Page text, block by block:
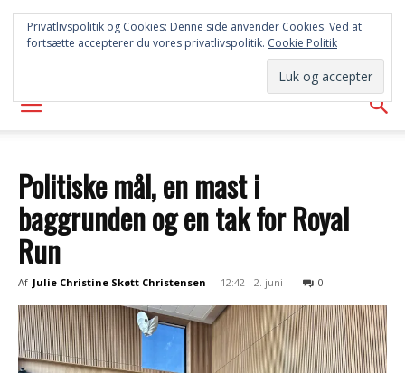
SYD
AVISEN
Politiske mål, en mast i
baggrunden og en tak for Royal
Run
Af Julie Christine Skøtt Christensen - 12:42 - 2. juni 0
Privatlivspolitik og Cookies: Denne side anvender Cookies. Ved at
fortsætte accepterer du vores privatlivspolitik. Cookie Politik